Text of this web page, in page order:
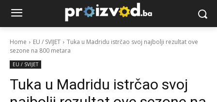
Home EU / SVIJET
Tuka u Madridu istrčao svoj najbolji rezultat ove
sezone na 800 metara
EU / SVIJET
Tuka u Madridu istrčao svoj